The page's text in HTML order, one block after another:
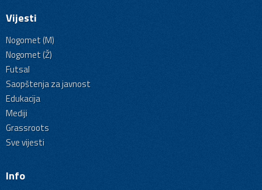
Vijesti
Nogomet (M)
Nogomet (Ž)
Futsal
Saopštenja za javnost
Edukacija
Mediji
Grassroots
Sve vijesti
Info